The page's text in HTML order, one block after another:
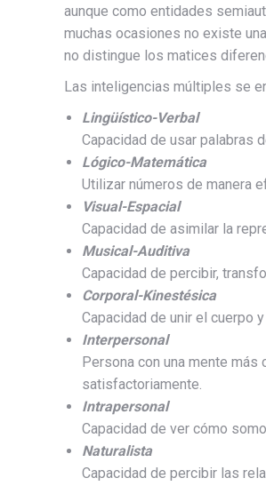
aunque como entidades
muchas ocasiones no existe
no distingue los matices
Las inteligencias múltiples se
Lingüístico-Verbal
Capacidad de usar palabras
Lógico-Matemática
Utilizar números de manera
Visual-Espacial
Capacidad de asimilar la
Musical-Auditiva
Capacidad de percibir,
Corporal-Kinestésica
Capacidad de unir el cuerpo
Interpersonal
Persona con una mente
satisfactoriamente.
Intrapersonal
Capacidad de ver cómo
Naturalista
Capacidad de percibir las